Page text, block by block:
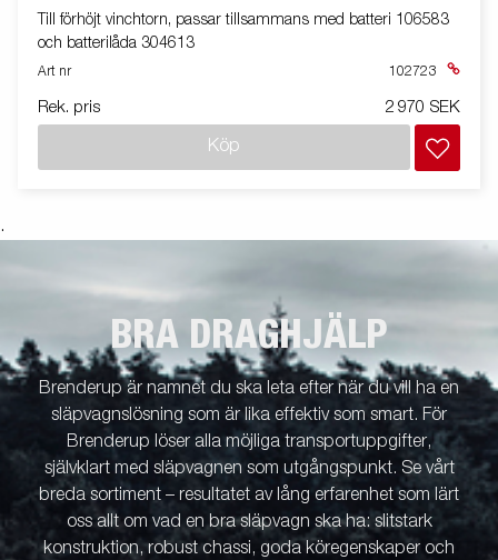
Till förhöjt vinchtorn, passar tillsammans med batteri 106583
och batterilåda 304613
Art nr 102723
Rek. pris 2 970 SEK
Köp
.
BRA DRAGHJÄLP
Brenderup är namnet du ska leta efter när du vill ha en
släpvagnslösning som är lika effektiv som smart. För
Brenderup löser alla möjliga transportuppgifter,
självklart med släpvagnen som utgångspunkt. Se vårt
breda sortiment – resultatet av lång erfarenhet som lärt
oss allt om vad en bra släpvagn ska ha: slitstark
konstruktion, robust chassi, goda köregenskaper och